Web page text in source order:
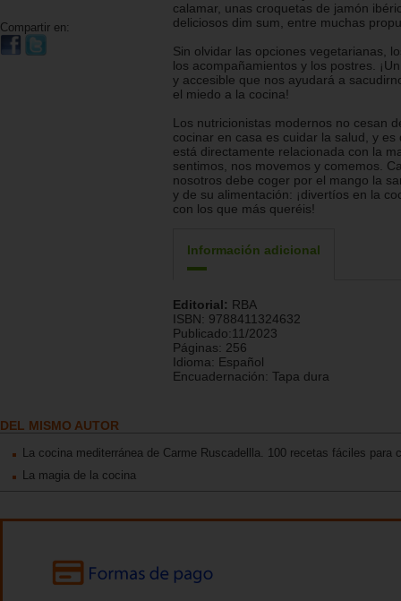
Compartir en:
calamar, unas croquetas de jamón
deliciosos dim sum, entre muchas
Sin olvidar las opciones vegetarianas,
los acompañamientos y los postres.
y accesible que nos ayudará a
el miedo a la cocina!
Los nutricionistas modernos no cesan
cocinar en casa es cuidar la salud, y es
está directamente relacionada con la
sentimos, nos movemos y comemos.
nosotros debe coger por el mango la
y de su alimentación: ¡divertíos en la
con los que más queréis!
Información adicional
Editorial: RBA
ISBN: 9788411324632
Publicado:11/2023
Páginas: 256
Idioma: Español
Encuadernación: Tapa dura
DEL MISMO AUTOR
La cocina mediterránea de Carme Ruscadellla. 100 recetas fáciles para
La magia de la cocina